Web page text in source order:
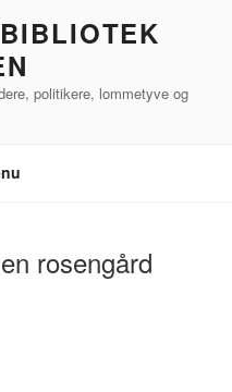
politikere, lommetyve og
rosengård